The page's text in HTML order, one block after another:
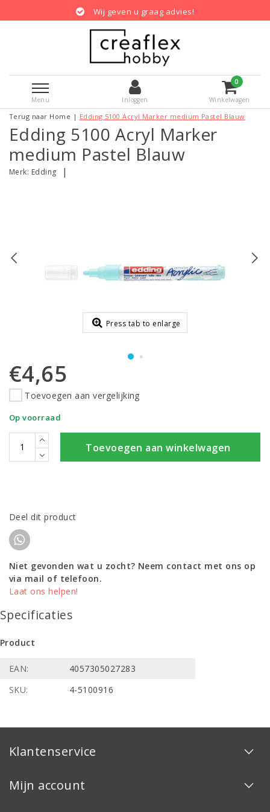
Wij geven u graag advies!
Menu Inloggen
0
Winkelwagen
Terug naar Home | Edding 5100 Acryl Marker medium Pastel Blauw
Edding 5100 Acryl Marker
medium Pastel Blauw
Merk: Edding |
Press tab to enlarge
€4,65
Toevoegen aan vergelijking
Op voorraad
Toevoegen aan winkelwagen
Deel dit product
Niet gevonden wat u zocht? Neem contact met ons op
via mail of telefoon.
Laat ons helpen!
Specificaties
Product
EAN:
4057305027283
SKU:
4-5100916
Klantenservice
Mijn account